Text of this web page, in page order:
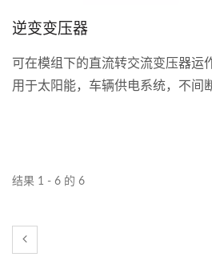
逆变变压器
可在模组下的直流转交流变压器运
用于太阳能，车辆供电系统，不间
结果 1 - 6 的 6